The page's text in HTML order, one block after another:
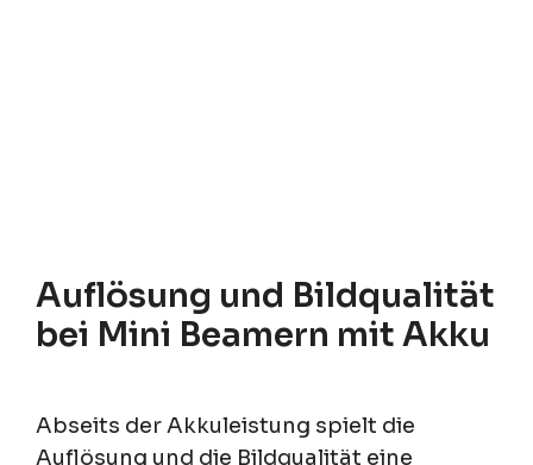
Auflösung und Bildqualität
bei Mini Beamern mit Akku
Abseits der Akkuleistung spielt die
Auflösung und die Bildqualität eine